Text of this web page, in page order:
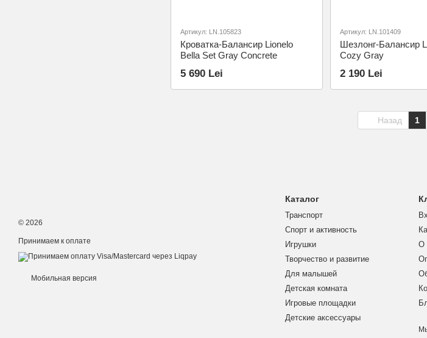
Артикул: LN.105823
Кроватка-Балансир Lionelo
Bella Set Gray Concrete
5 690 Lei
Артикул: LN.101409
Шезлонг-Балансир
Cozy Gray
2 190 Lei
Назад 1
© 2026
Принимаем к оплате
Мобильная версия
Каталог
Транспорт
Спорт и активность
Игрушки
Творчество и развитие
Для малышей
Детская комната
Игровые площадки
Детские аксессуары
О